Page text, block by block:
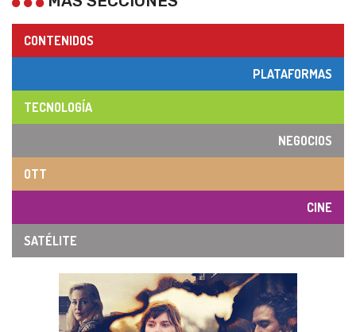
CONTENIDOS
PLATAFORMAS
TECNOLOGÍA
NEGOCIOS
OTT
CINE
SATÉLITE